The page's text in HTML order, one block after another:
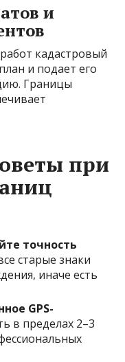
и
кадастровый
и подает его
Границы
при
точность
старые знаки
иначе есть
GPS-
в пределах 2–3